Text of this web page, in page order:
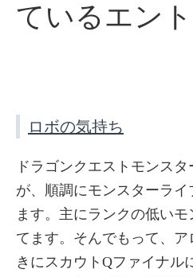
ているエン
ロボの気持ち
ドラゴンクエストモンス
が、順調にモンスターライ
ます。主にランクの低い
てます。そんでもって、ア
きにスカウトQファイナル